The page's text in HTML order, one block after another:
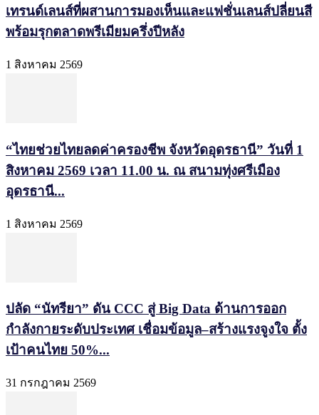
เทรนด์เลนส์ที่ผสานการมองเห็นและแฟชั่นเลนส์ปลี่ยนสี
พร้อมรุกตลาดพรีเมียมครึ่งปีหลัง
1 สิงหาคม 2569
“ไทยช่วยไทยลดค่าครองชีพ จังหวัดอุดรธานี” วันที่ 1
สิงหาคม 2569 เวลา 11.00 น. ณ สนามทุ่งศรีเมือง
อุดรธานี...
1 สิงหาคม 2569
ปลัด “นัทรียา” ดัน CCC สู่ Big Data ด้านการออก
กำลังกายระดับประเทศ เชื่อมข้อมูล–สร้างแรงจูงใจ ตั้ง
เป้าคนไทย 50%...
31 กรกฎาคม 2569